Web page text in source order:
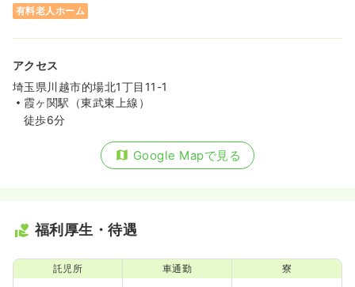
有料老人ホーム
アクセス
埼玉県川越市的場北1丁目11-1
霞ヶ関駅（東武東上線）
徒歩6分
Google Mapで見る
福利厚生・待遇
託児所 車通勤 寮